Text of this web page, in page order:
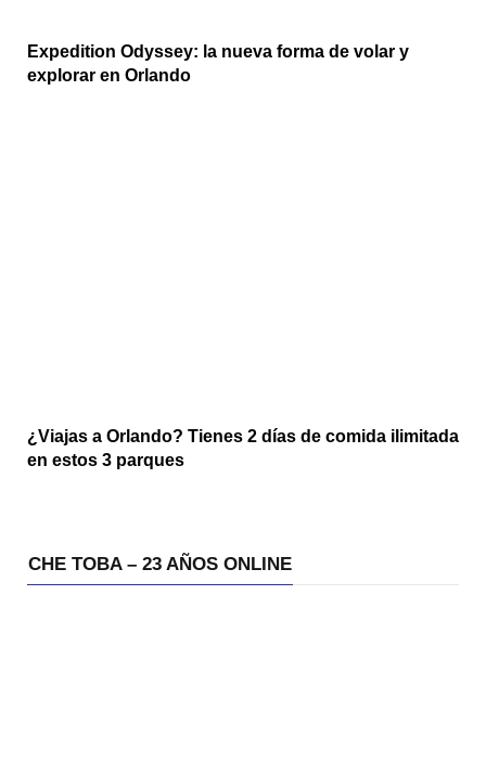
Expedition Odyssey: la nueva forma de volar y
explorar en Orlando
¿Viajas a Orlando? Tienes 2 días de comida ilimitada
en estos 3 parques
CHE TOBA – 23 AÑOS ONLINE